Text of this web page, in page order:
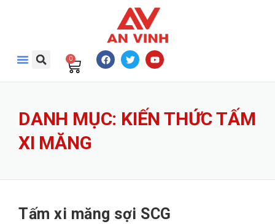
0
DANH MỤC: KIẾN THỨC TẤM
XI MĂNG
Tấm xi măng sợi SCG